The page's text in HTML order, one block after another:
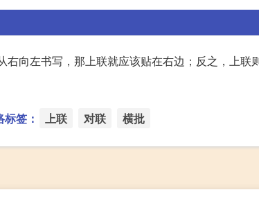
向左书写，那上联就应该贴在右边；反之，上联
标签： 上联 对联 横批